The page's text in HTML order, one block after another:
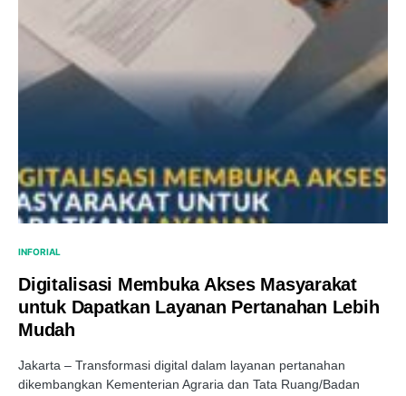
INFORIAL
Digitalisasi Membuka Akses Masyarakat
untuk Dapatkan Layanan Pertanahan Lebih
Mudah
Jakarta – Transformasi digital dalam layanan pertanahan
dikembangkan Kementerian Agraria dan Tata Ruang/Badan